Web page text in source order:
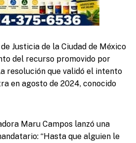
Justicia de la Ciudad de México
del recurso promovido por
resolución que validó el intento
en agosto de 2024, conocido
Maru Campos lanzó una
“Hasta que alguien le